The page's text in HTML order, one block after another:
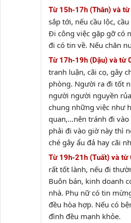
Từ 15h-17h (Thân) và
sắp tới, nếu cầu lộc,
Đi công việc gặp gỡ có
đi có tin về. Nếu chăn
Từ 17h-19h (Dậu) và từ
tranh luận, cãi cọ, gây
phòng. Người ra đi tốt
người người nguyền
chung những việc như
quan,…nên tránh đi vào
phải đi vào giờ này thì
ché gây ẩu đả hay cãi
Từ 19h-21h (Tuất) và từ
rất tốt lành, nếu đi
Buôn bán, kinh doanh
nhà. Phụ nữ có tin
đều hòa hợp. Nếu có
đình đều mạnh khỏe.